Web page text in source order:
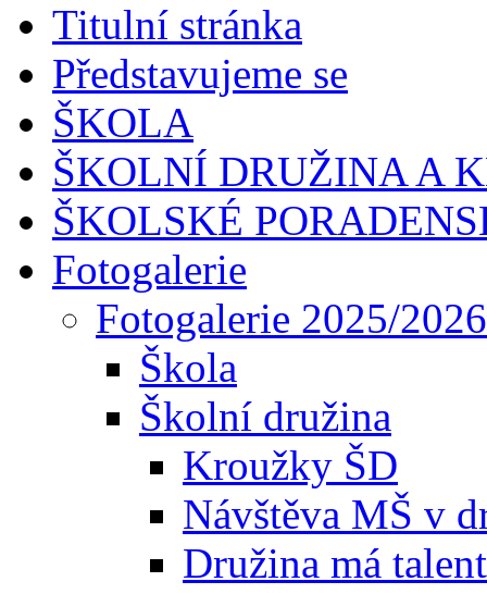
Titulní stránka
Představujeme se
ŠKOLA
ŠKOLNÍ DRUŽINA A
ŠKOLSKÉ
Fotogalerie
Fotogalerie 2025/2026
Škola
Školní družina
Kroužky ŠD
Návštěva MŠ v
Družina má